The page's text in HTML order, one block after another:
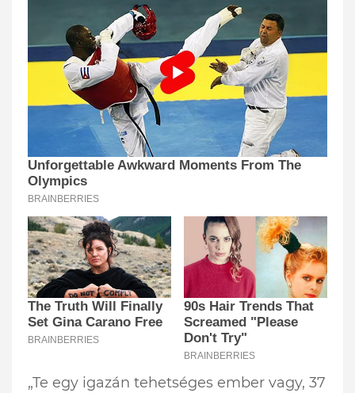
„Te egy igazán tehetséges ember vagy, 37